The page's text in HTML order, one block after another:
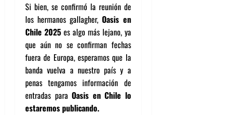
Si bien, se confirmó la reunión de
los hermanos gallagher,Oasis en
Chile 2025 es algo más lejano, ya
que aún no se confirman fechas
fuera de Europa, esperamos que la
banda vuelva a nuestro país y a
penas tengamos información de
entradas paraOasis en Chile lo
estaremos publicando.